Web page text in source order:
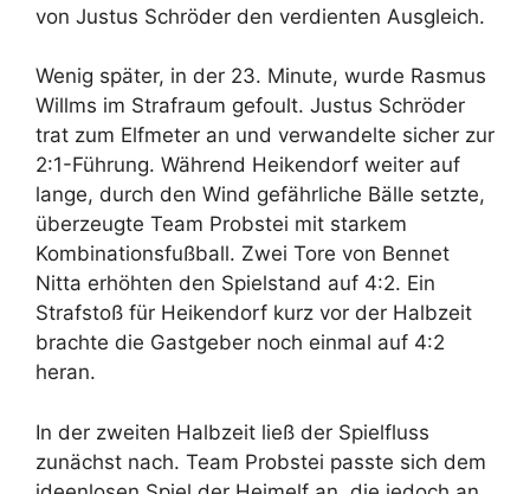
von Justus Schröder den verdienten Ausgleich.
Wenig später, in der 23. Minute, wurde Rasmus
Willms im Strafraum gefoult. Justus Schröder
trat zum Elfmeter an und verwandelte sicher zur
2:1-Führung. Während Heikendorf weiter auf
lange, durch den Wind gefährliche Bälle setzte,
überzeugte Team Probstei mit starkem
Kombinationsfußball. Zwei Tore von Bennet
Nitta erhöhten den Spielstand auf 4:2. Ein
Strafstoß für Heikendorf kurz vor der Halbzeit
brachte die Gastgeber noch einmal auf 4:2
heran.
In der zweiten Halbzeit ließ der Spielfluss
zunächst nach. Team Probstei passte sich dem